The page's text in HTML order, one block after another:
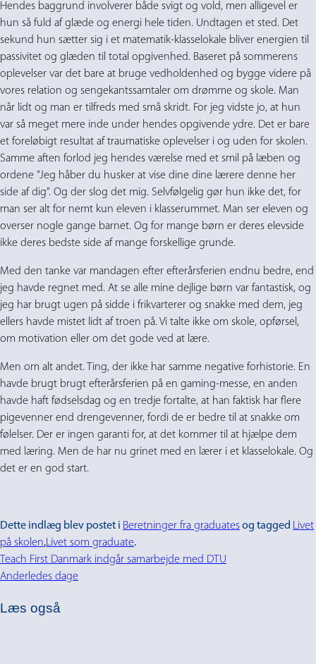
Hendes baggrund involverer både svigt og vold, men alligevel er
hun så fuld af glæde og energi hele tiden. Undtagen et sted. Det
sekund hun sætter sig i et matematik-klasselokale bliver energien til
passivitet og glæden til total opgivenhed. Baseret på sommerens
oplevelser var det bare at bruge vedholdenhed og bygge videre på
vores relation og sengekantssamtaler om drømme og skole. Man
når lidt og man er tilfreds med små skridt. For jeg vidste jo, at hun
var så meget mere inde under hendes opgivende ydre. Det er bare
et foreløbigt resultat af traumatiske oplevelser i og uden for skolen.
Samme aften forlod jeg hendes værelse med et smil på læben og
ordene ”Jeg håber du husker at vise dine dine lærere denne her
side af dig”. Og der slog det mig. Selvfølgelig gør hun ikke det, for
man ser alt for nemt kun eleven i klasserummet. Man ser eleven og
overser nogle gange barnet. Og for mange børn er deres elevside
ikke deres bedste side af mange forskellige grunde.
Med den tanke var mandagen efter efterårsferien endnu bedre, end
jeg havde regnet med. At se alle mine dejlige børn var fantastisk, og
jeg har brugt ugen på sidde i frikvarterer og snakke med dem, jeg
ellers havde mistet lidt af troen på. Vi talte ikke om skole, opførsel,
om motivation eller om det gode ved at lære.
Men om alt andet. Ting, der ikke har samme negative forhistorie. En
havde brugt brugt efterårsferien på en gaming-messe, en anden
havde haft fødselsdag og en tredje fortalte, at han faktisk har flere
pigevenner end drengevenner, fordi de er bedre til at snakke om
følelser. Der er ingen garanti for, at det kommer til at hjælpe dem
med læring. Men de har nu grinet med en lærer i et klasselokale. Og
det er en god start.
Dette indlæg blev postet i Beretninger fra graduatesog tagged Livet
på skolen,Livet som graduate.
Teach First Danmark indgår samarbejde med DTU
Anderledes dage
Læs også